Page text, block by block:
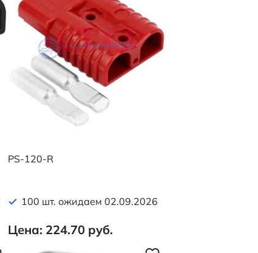
PS-120-R
100 шт. ожидаем 02.09.2026
Цена: 224.70 руб.